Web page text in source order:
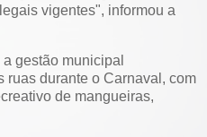
vigentes", informou a
gestão municipal
ruas durante o Carnaval, com
de mangueiras,